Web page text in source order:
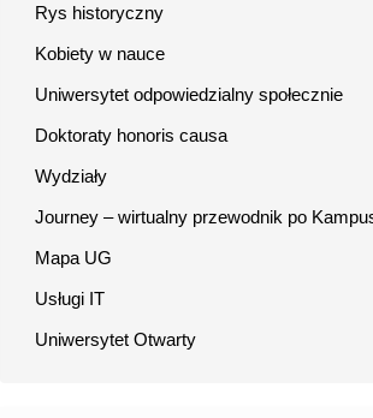
Rys historyczny
Kobiety w nauce
Uniwersytet odpowiedzialny społecznie
Doktoraty honoris causa
Wydziały
Journey – wirtualny przewodnik po
Mapa UG
Usługi IT
Uniwersytet Otwarty